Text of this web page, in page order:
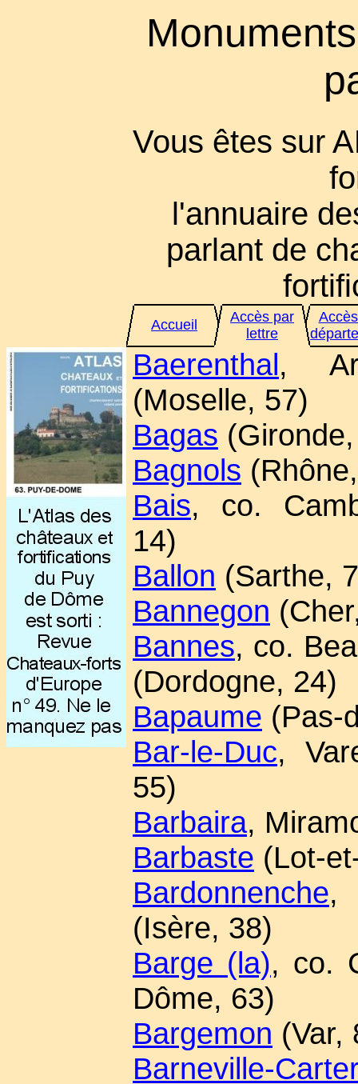
Vous êtes sur
l'annuaire
parlant de
Accueil
Accès par
lettre
Baerenthal,
(Moselle, 57)
Bagas
Bagnols
Bais, co.
14)
Ballon (Sarthe,
Bannegon
Bannes, co.
(Dordogne, 24)
Bapaume (Pas-
Bar-le-Duc,
55)
Barbaira,
Barbaste (Lot-
Bardonnenche,
(Isère, 38)
Barge (la), co.
Dôme, 63)
Bargemon (Var,
Barneville-